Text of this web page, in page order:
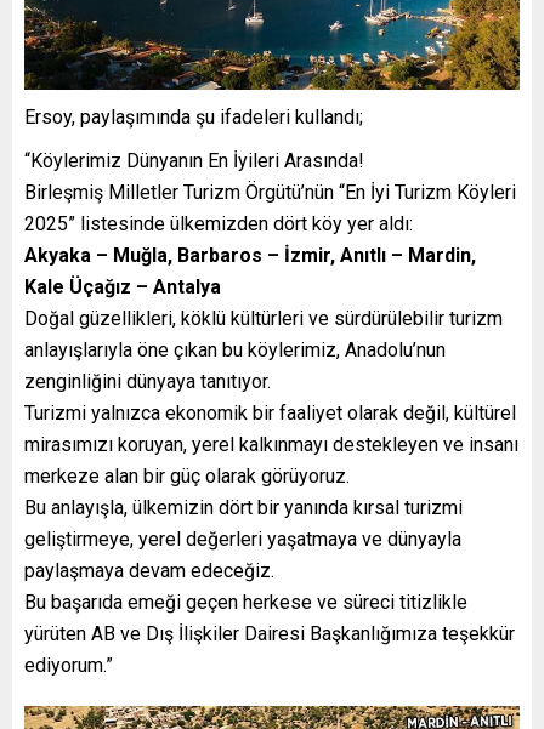
Ersoy, paylaşımında şu ifadeleri kullandı;
“Köylerimiz Dünyanın En İyileri Arasında!
Birleşmiş Milletler Turizm Örgütü’nün “En İyi Turizm Köyleri
2025” listesinde ülkemizden dört köy yer aldı:
Akyaka – Muğla, Barbaros – İzmir, Anıtlı – Mardin,
Kale Üçağız – Antalya
Doğal güzellikleri, köklü kültürleri ve sürdürülebilir turizm
anlayışlarıyla öne çıkan bu köylerimiz, Anadolu’nun
zenginliğini dünyaya tanıtıyor.
Turizmi yalnızca ekonomik bir faaliyet olarak değil, kültürel
mirasımızı koruyan, yerel kalkınmayı destekleyen ve insanı
merkeze alan bir güç olarak görüyoruz.
Bu anlayışla, ülkemizin dört bir yanında kırsal turizmi
geliştirmeye, yerel değerleri yaşatmaya ve dünyayla
paylaşmaya devam edeceğiz.
Bu başarıda emeği geçen herkese ve süreci titizlikle
yürüten AB ve Dış İlişkiler Dairesi Başkanlığımıza teşekkür
ediyorum.”